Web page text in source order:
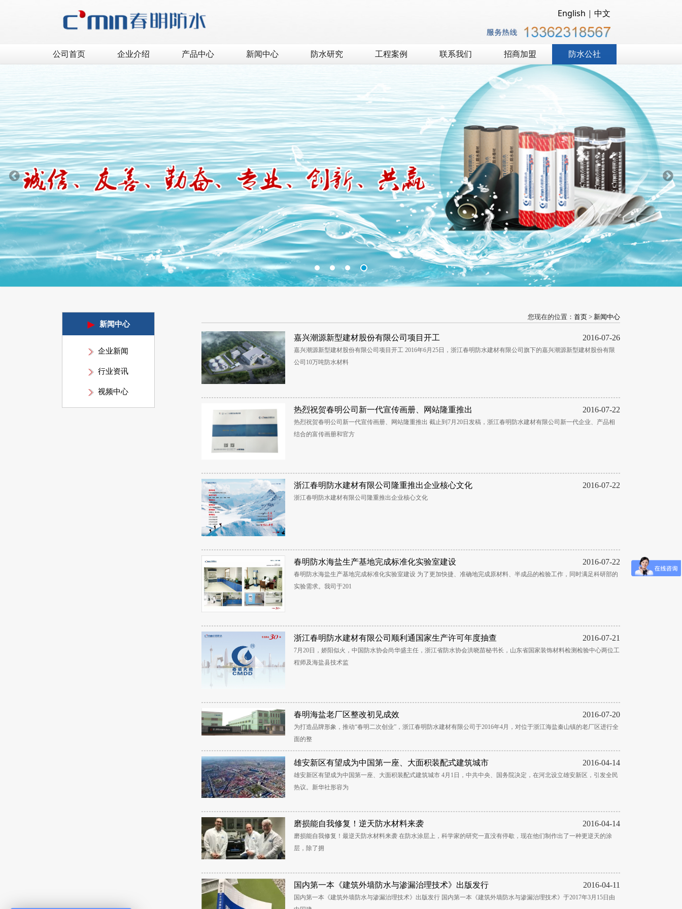
English | 中文
公司首页 企业介绍 产品中心 新闻中心 防水研究 工程案例 联系我们 招商加盟 防水公社
新闻中心
企业新闻
行业资讯
视频中心
您现在的位置： 首页 > 新闻中心
嘉兴潮源新型建材股份有限公司项目开工 2016-07-26
嘉兴潮源新型建材股份有限公司项目开工 2016年6月25日，浙江春明防水建材有限公司旗下的嘉兴潮源新型建材股份有限
公司10万吨防水材料
热烈祝贺春明公司新一代宣传画册、网站隆重推出 2016-07-22
热烈祝贺春明公司新一代宣传画册、网站隆重推出 截止到7月20日发稿，浙江春明防水建材有限公司新一代企业、产品相
结合的富传画册和官方
浙江春明防水建材有限公司隆重推出企业核心文化 2016-07-22
浙江春明防水建材有限公司隆重推出企业核心文化
春明防水海盐生产基地完成标准化实验室建设 2016-07-22
春明防水海盐生产基地完成标准化实验室建设 为了更加快捷、准确地完成原材料、半成品的检验工作，同时满足科研部的
实验需求。我司于201
浙江春明防水建材有限公司顺利通国家生产许可年度抽查 2016-07-21
7月20日，娇阳似火，中国防水协会尚华盛主任，浙江省防水协会洪晓苗秘书长，山东省国家装饰材料检测检验中心两位工
程师及海盐县技术监
春明海盐老厂区整改初见成效 2016-07-20
为打造品牌形象，推动“春明二次创业”，浙江春明防水建材有限公司于2016年4月，对位于浙江海盐秦山镇的老厂区进行全
面的整
雄安新区有望成为中国第一座、大面积装配式建筑城市 2016-04-14
雄安新区有望成为中国第一座、大面积装配式建筑城市 4月1日，中共中央、国务院决定，在河北设立雄安新区，引发全民
热议。新华社形容为
磨损能自我修复！逆天防水材料来袭 2016-04-14
磨损能自我修复！最逆天防水材料来袭 在防水涂层上，科学家的研究一直没有停歇，现在他们制作出了一种更逆天的涂
层，除了拥
国内第一本《建筑外墙防水与渗漏治理技术》出版发行 2016-04-11
国内第一本《建筑外墙防水与渗漏治理技术》出版发行 国内第一本《建筑外墙防水与渗漏治理技术》于2017年3月15日由